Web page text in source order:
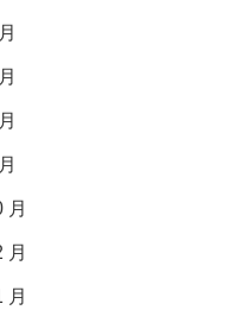
月
月
月